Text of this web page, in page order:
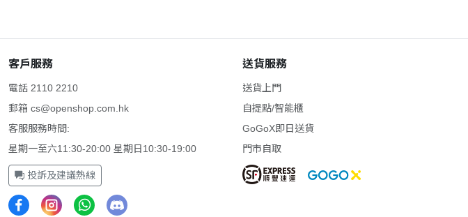
客戶服務
電話 2110 2210
郵箱 cs@openshop.com.hk
客服服務時間:
星期一至六11:30-20:00 星期日10:30-19:00
投訴及建議熱線
送貨服務
送貨上門
自提點/智能櫃
GoGoX即日送貨
門市自取